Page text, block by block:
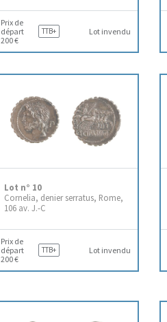
Prix de
départ
200 €
TTB+ Lot invendu
Lot n° 10
Cornelia, denier serratus, Rome,
106 av. J.-C
Prix de
départ
200 €
TTB+ Lot invendu